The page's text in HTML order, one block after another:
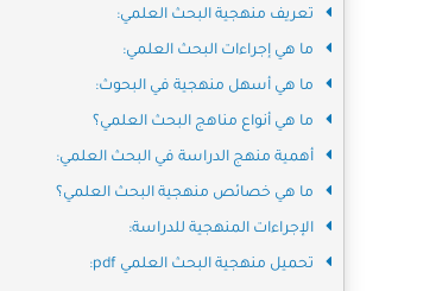
تعريف منهجية البحث العلمي:
ما هي إجراءات البحث العلمي:
ما هي أسهل منهجية في البحوث:
ما هي أنواع مناهج البحث العلمي؟
أهمية منهج الدراسة في البحث العلمي:
ما هي خصائص منهجية البحث العلمي؟
الإجراءات المنهجية للدراسة:
تحميل منهجية البحث العلمي pdf: